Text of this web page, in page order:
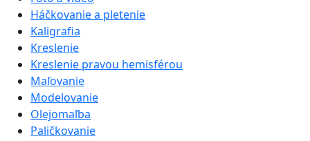
Háčkovanie a pletenie
Kaligrafia
Kreslenie
Kreslenie pravou hemisférou
Maľovanie
Modelovanie
Olejomaľba
Paličkovanie